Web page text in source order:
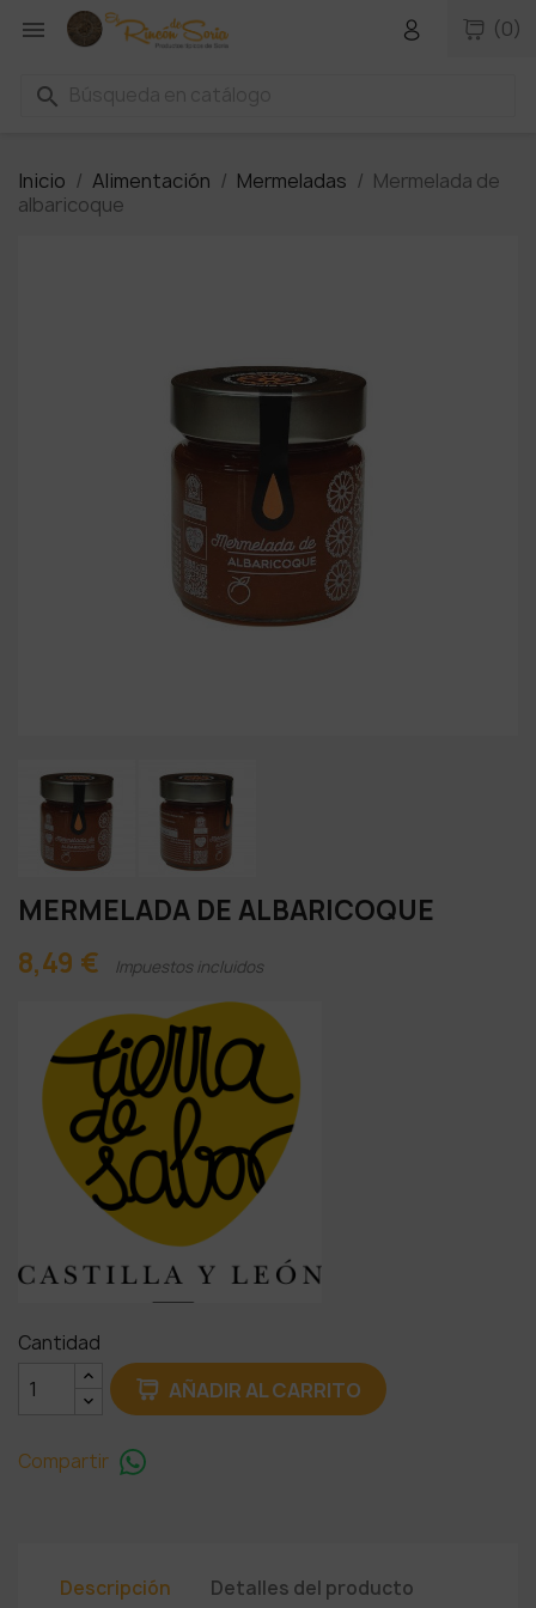
 (0)
search
Inicio Alimentación Mermeladas
Mermelada de
albaricoque
MERMELADA DE ALBARICOQUE
8,49 €
Impuestos incluidos
Cantidad
AÑADIR AL CARRITO
Compartir
Descripción Detalles del producto